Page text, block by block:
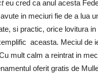
eu cred ca anul acesta
in meciuri fie de a lua
si practic, orice lovitura
aceasta. Meciul de
mult calm a reintrat in
oferit gratis de